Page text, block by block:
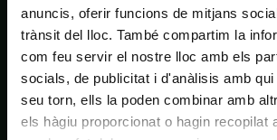
anuncis, oferir funcions de mitjans
trànsit del lloc. També compartim la
com feu servir el nostre lloc amb els
socials, de publicitat i d'anàlisis amb qui
seu torn, ells la poden combinar amb
els hàgiu proporcionat o hagin recopilat
NAVEGACIÓN PRINCIPAL